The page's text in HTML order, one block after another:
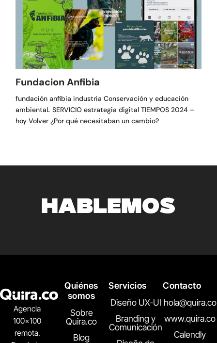
Fundacion Anfibia
fundación anfibia industria Conservación y educación
ambientaL SERVICIO estrategia digital TIEMPOS 2024 –
hoy Volver ¿Por qué necesitaban un cambio?
HABLEMOS
Agencia
100×100
remota.
Quiénes
somos
Sobre
Quira.co
Blog
Servicios
Diseño UX-UI
Branding y
Comunicación
Contacto
hola@quira.co
www.quira.co
Calendly